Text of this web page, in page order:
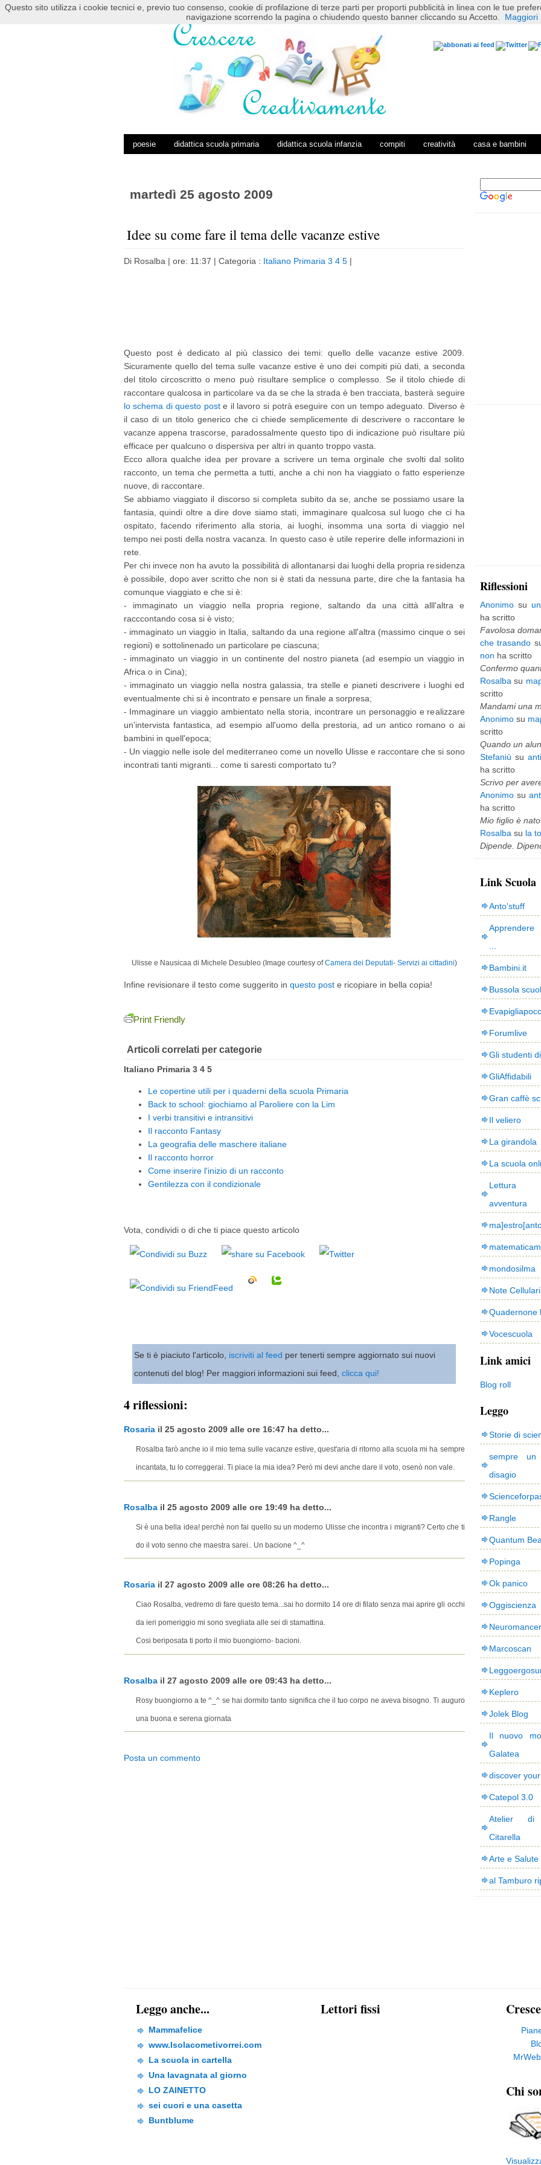
HOME POSTS RSS COMMENTS RSS
poesie didattica scuola primaria didattica scuola infanzia compiti creatività casa e bambini
martedì 25 agosto 2009
Idee su come fare il tema delle vacanze estive
Di Rosalba | ore: 11:37 | Categoria : Italiano Primaria 3 4 5 |
Questo post è dedicato al più classico dei temi: quello delle vacanze estive 2009.
Sicuramente quello del tema sulle vacanze estive è uno dei compiti più dati, a seconda
del titolo circoscritto o meno può risultare semplice o complesso. Se il titolo chiede di
raccontare qualcosa in particolare va da se che la strada è ben tracciata, basterà seguire
lo schema di questo poste il lavoro si potrà eseguire con un tempo adeguato. Diverso è
il caso di un titolo generico che ci chiede semplicemente di descrivere o raccontare le
vacanze appena trascorse, paradossalmente questo tipo di indicazione può risultare più
efficace per qualcuno o dispersiva per altri in quanto troppo vasta.
Ecco allora qualche idea per provare a scrivere un tema orginale che svolti dal solito
racconto, un tema che permetta a tutti, anche a chi non ha viaggiato o fatto esperienze
nuove, di raccontare.
Se abbiamo viaggiato il discorso si completa subito da se, anche se possiamo usare la
fantasia, quindi oltre a dire dove siamo stati, immaginare qualcosa sul luogo che ci ha
ospitato, facendo riferimento alla storia, ai luoghi, insomma una sorta di viaggio nel
tempo nei posti della nostra vacanza. In questo caso è utile reperire delle informazioni in
rete.
Per chi invece non ha avuto la possibilità di allontanarsi dai luoghi della propria residenza
è possibile, dopo aver scritto che non si è stati da nessuna parte, dire che la fantasia ha
comunque viaggiato e che si è:
- immaginato un viaggio nella propria regione, saltando da una città alll'altra e
racccontando cosa si è visto;
- immaginato un viaggio in Italia, saltando da una regione all'altra (massimo cinque o sei
regioni) e sottolinenado un particolare pe ciascuna;
- immaginato un viaggio in un continente del nostro pianeta (ad esempio un viaggio in
Africa o in Cina);
- immaginato un viaggio nella nostra galassia, tra stelle e pianeti descrivere i luoghi ed
eventualmente chi si è incontrato e pensare un finale a sorpresa;
- Immaginare un viaggio ambientato nella storia, incontrare un personaggio e realizzare
un'intervista fantastica, ad esempio all'uomo della prestoria, ad un antico romano o ai
bambini in quell'epoca;
- Un viaggio nelle isole del mediterraneo come un novello Ulisse e raccontare che si sono
incontrati tanti migranti... come ti saresti comportato tu?
Ulisse e Nausicaa di Michele Desubleo (Image courtesy ofCamera dei Deputati- Servizi ai cittadini)
Infine revisionare il testo come suggerito in questo poste ricopiare in bella copia!
Print Friendly
Articoli correlati per categorie
Italiano Primaria 3 4 5
Le copertine utili per i quaderni della scuola Primaria
Back to school: giochiamo al Paroliere con la Lim
I verbi transitivi e intransitivi
Il racconto Fantasy
La geografia delle maschere italiane
Il racconto horror
Come inserire l'inizio di un racconto
Gentilezza con il condizionale
Vota, condividi o di che ti piace questo articolo
Se ti è piaciuto l'articolo, iscriviti al feed per tenerti sempre aggiornato sui nuovi
contenuti del blog! Per maggiori informazioni sui feed, clicca qui!
4 riflessioni:
Rosariail 25 agosto 2009 alle ore 16:47 ha detto...
Rosalba farò anche io il mio tema sulle vacanze estive, quest'aria di ritorno alla scuola mi ha sempre
incantata, tu lo correggerai. Ti piace la mia idea? Però mi devi anche dare il voto, osenò non vale.
Rosalbail 25 agosto 2009 alle ore 19:49 ha detto...
Si è una bella idea! perchè non fai quello su un moderno Ulisse che incontra i migranti? Certo che ti
do il voto senno che maestra sarei.. Un bacione ^_^
Rosariail 27 agosto 2009 alle ore 08:26 ha detto...
Ciao Rosalba, vedremo di fare questo tema...sai ho dormito 14 ore di filato senza mai aprire gli occhi
da ieri pomeriggio mi sono svegliata alle sei di stamattina.
Cosi beriposata ti porto il mio buongiorno- bacioni.
Rosalbail 27 agosto 2009 alle ore 09:43 ha detto...
Rosy buongiorno a te ^_^ se hai dormito tanto significa che il tuo corpo ne aveva bisogno. Ti auguro
una buona e serena giornata
Posta un commento
o
s
t
i
e
h
o
Riflessioni
Anonimosu
ha scritto
Favolosa
che trasando
non ha scritto
Confermo
Rosalba su
scritto
Mandami una
Anonimosu
scritto
Quando un
Stefaniù su
ha scritto
Scrivo per avere
Anonimosu
ha scritto
Mio figlio è nato
Rosalba su la
Dipende.
Link Scuola
Anto'stuff
Bambini.it
Bussola
Forumlive
Gli studenti
GliAffidabili
Gran caffè
Il veliero
La girandola
La scuola
avventura
mondosilma
Note Cellulari
Quadernone
Vocescuola
Link amici
Blog roll
Leggo
Storie di
sempre
disagio
Rangle
Quantum
Popinga
Ok panico
Oggiscienza
Neuromancer
Marcoscan
Keplero
Jolek Blog
Il nuovo
Galatea
discover
Catepol 3.0
Atelier di
Citarella
Arte e Salute
al Tamburo
Leggo anche...
Mammafelice
www.Isolacometivorrei.com
La scuola in cartella
Una lavagnata al giorno
LO ZAINETTO
sei cuori e una casetta
Buntblume
Lettori fissi
Chi
Questo sito utilizza i cookie tecnici e, previo tuo consenso, cookie di profilazione di terze parti per proporti pubblicità in linea con le tue
navigazione scorrendo la pagina o chiudendo questo banner cliccando su Accetto.
Maggiori